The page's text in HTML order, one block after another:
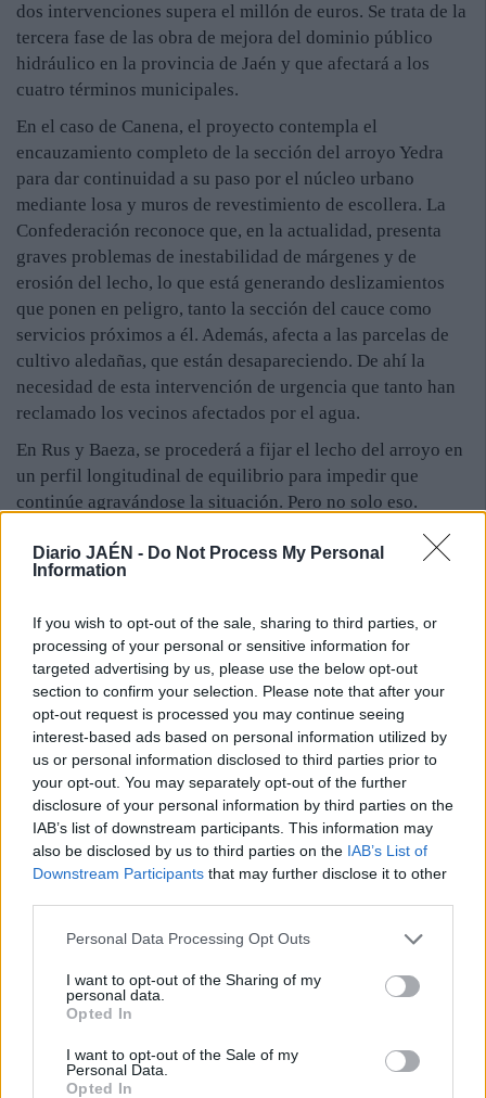
Diario JAÉN - Do Not Process My Personal
Information
If you wish to opt-out of the sale, sharing to third parties, or
processing of your personal or sensitive information for
targeted advertising by us, please use the below opt-out
section to confirm your selection. Please note that after your
opt-out request is processed you may continue seeing
interest-based ads based on personal information utilized by
us or personal information disclosed to third parties prior to
your opt-out. You may separately opt-out of the further
disclosure of your personal information by third parties on the
IAB’s list of downstream participants. This information may
also be disclosed by us to third parties on the IAB’s List of
Downstream Participants that may further disclose it to other
Personal Data Processing Opt Outs
I want to opt-out of the Sharing of my
personal data.
Opted In
I want to opt-out of the Sale of my
Personal Data.
Opted In
dos intervenciones supera el millón de euros. Se trata de la
tercera fase de las obra de mejora del dominio público
hidráulico en la provincia de Jaén y que afectará a los
cuatro términos municipales.
En el caso de Canena, el proyecto contempla el
encauzamiento completo de la sección del arroyo Yedra
para dar continuidad a su paso por el núcleo urbano
mediante losa y muros de revestimiento de escollera. La
Confederación reconoce que, en la actualidad, presenta
graves problemas de inestabilidad de márgenes y de
erosión del lecho, lo que está generando deslizamientos
que ponen en peligro, tanto la sección del cauce como
servicios próximos a él. Además, afecta a las parcelas de
cultivo aledañas, que están desapareciendo. De ahí la
necesidad de esta intervención de urgencia que tanto han
reclamado los vecinos afectados por el agua.
En Rus y Baeza, se procederá a fijar el lecho del arroyo en
un perfil longitudinal de equilibrio para impedir que
continúe agravándose la situación. Pero no solo eso.
este objetivo. Para ello, se ha diseñado una sucesión de
cadenas fluviales que permitan reducir la velocidad del
cadenas será la que colabore a estabilizarlas.
Por otro lado, se intervendrá sobre el río Guadalquivir a su
paso por Espelúy. Se ha proyectado un aliviadero lateral
de escollera de 34 metros de longitud para controlar el
acceso del flujo hacia el antiguo cauce. Se pretende se
pueda emplear para episodios de grandes avenidas y así
lograr una mayor capacidad de evacuación de cauce.